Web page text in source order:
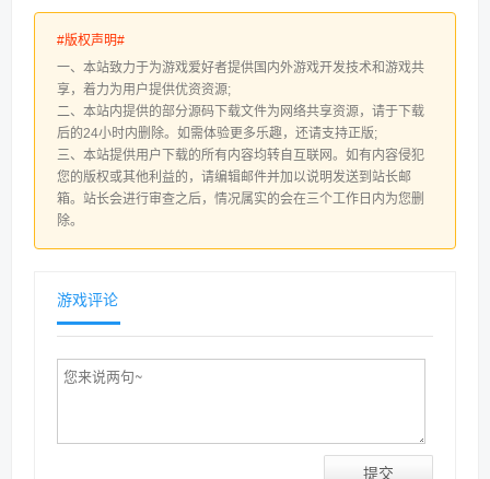
#版权声明#
一、本站致力于为游戏爱好者提供国内外游戏开发技术和游戏共
享，着力为用户提供优资资源;
二、本站内提供的部分源码下载文件为网络共享资源，请于下载
后的24小时内删除。如需体验更多乐趣，还请支持正版;
三、本站提供用户下载的所有内容均转自互联网。如有内容侵犯
您的版权或其他利益的，请编辑邮件并加以说明发送到站长邮
箱。站长会进行审查之后，情况属实的会在三个工作日内为您删
除。
游戏评论